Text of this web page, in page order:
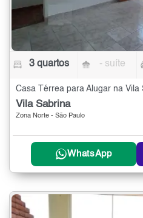
3 quartos - suíte
Casa Térrea para Alugar na
Vila Sabrina
Zona Norte - São Paulo
WhatsApp